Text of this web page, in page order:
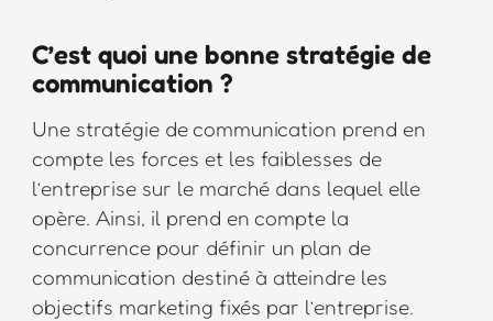
C’est quoi une bonne stratégie de
communication ?
Une stratégie de communication prend en
compte les forces et les faiblesses de
l’entreprise sur le marché dans lequel elle
opère. Ainsi, il prend en compte la
concurrence pour définir un plan de
communication destiné à atteindre les
objectifs marketing fixés par l’entreprise.